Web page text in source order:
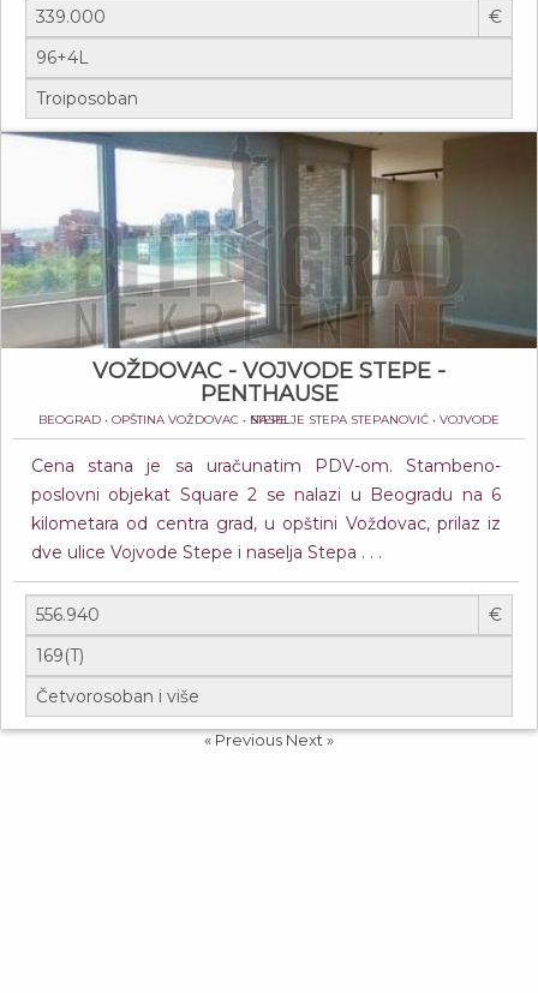
€
VOŽDOVAC - VOJVODE STEPE -
PENTHAUSE
BEOGRAD • OPŠTINA VOŽDOVAC • NASELJE STEPA STEPANOVIĆ • VOJVODE STEPE
Cena stana je sa uračunatim PDV-om. Stambeno-
poslovni objekat Square 2 se nalazi u Beogradu na 6
kilometara od centra grad, u opštini Voždovac, prilaz iz
dve ulice Vojvode Stepe i naselja Stepa . . .
€
« PreviousNext »